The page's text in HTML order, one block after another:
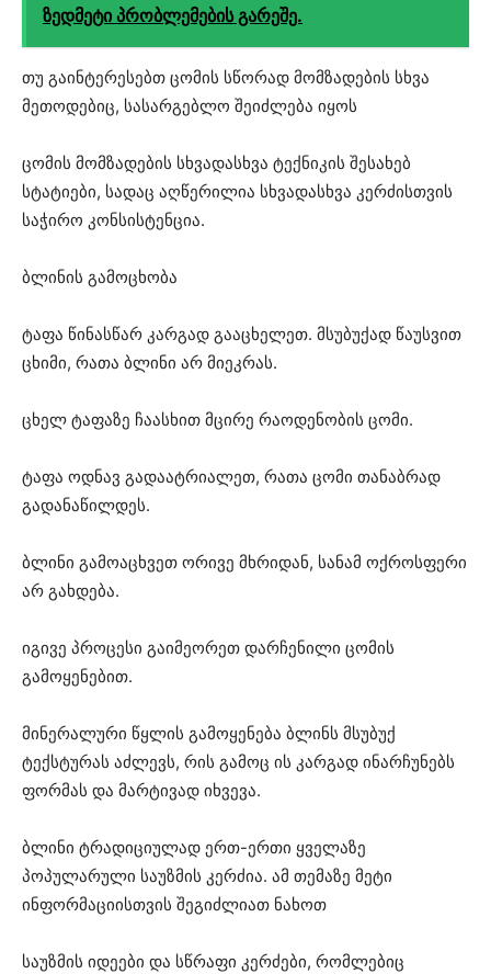
ზედმეტი პრობლემების გარეშე.
თუ გაინტერესებთ ცომის სწორად მომზადების სხვა
მეთოდებიც, სასარგებლო შეიძლება იყოს
ცომის მომზადების სხვადასხვა ტექნიკის შესახებ
სტატიები, სადაც აღწერილია სხვადასხვა კერძისთვის
საჭირო კონსისტენცია.
ბლინის გამოცხობა
ტაფა წინასწარ კარგად გააცხელეთ. მსუბუქად წაუსვით
ცხიმი, რათა ბლინი არ მიეკრას.
ცხელ ტაფაზე ჩაასხით მცირე რაოდენობის ცომი.
ტაფა ოდნავ გადაატრიალეთ, რათა ცომი თანაბრად
გადანაწილდეს.
ბლინი გამოაცხვეთ ორივე მხრიდან, სანამ ოქროსფერი
არ გახდება.
იგივე პროცესი გაიმეორეთ დარჩენილი ცომის
გამოყენებით.
მინერალური წყლის გამოყენება ბლინს მსუბუქ
ტექსტურას აძლევს, რის გამოც ის კარგად ინარჩუნებს
ფორმას და მარტივად იხვევა.
ბლინი ტრადიციულად ერთ-ერთი ყველაზე
პოპულარული საუზმის კერძია. ამ თემაზე მეტი
ინფორმაციისთვის შეგიძლიათ ნახოთ
საუზმის იდეები და სწრაფი კერძები, რომლებიც